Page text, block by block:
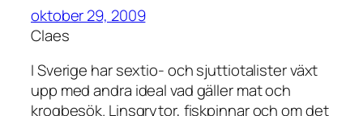
oktober 29, 2009
Claes
I Sverige har sextio- och sjuttiotalister växt
upp med andra ideal vad gäller mat och
krogbesök. Linsgrytor, fiskpinnar och om det